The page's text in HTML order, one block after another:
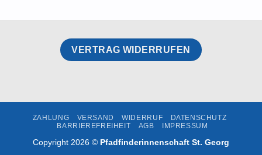
VERTRAG WIDERRUFEN
ZAHLUNG VERSAND WIDERRUF
DATENSCHUTZ
BARRIEREFREIHEIT
AGB IMPRESSUM
Copyright 2026 © Pfadfinderinnenschaft St. Georg